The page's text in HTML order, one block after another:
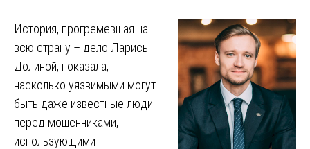
История, прогремевшая на
всю страну – дело Ларисы
Долиной, показала,
насколько уязвимыми могут
быть даже известные люди
перед мошенниками,
использующими